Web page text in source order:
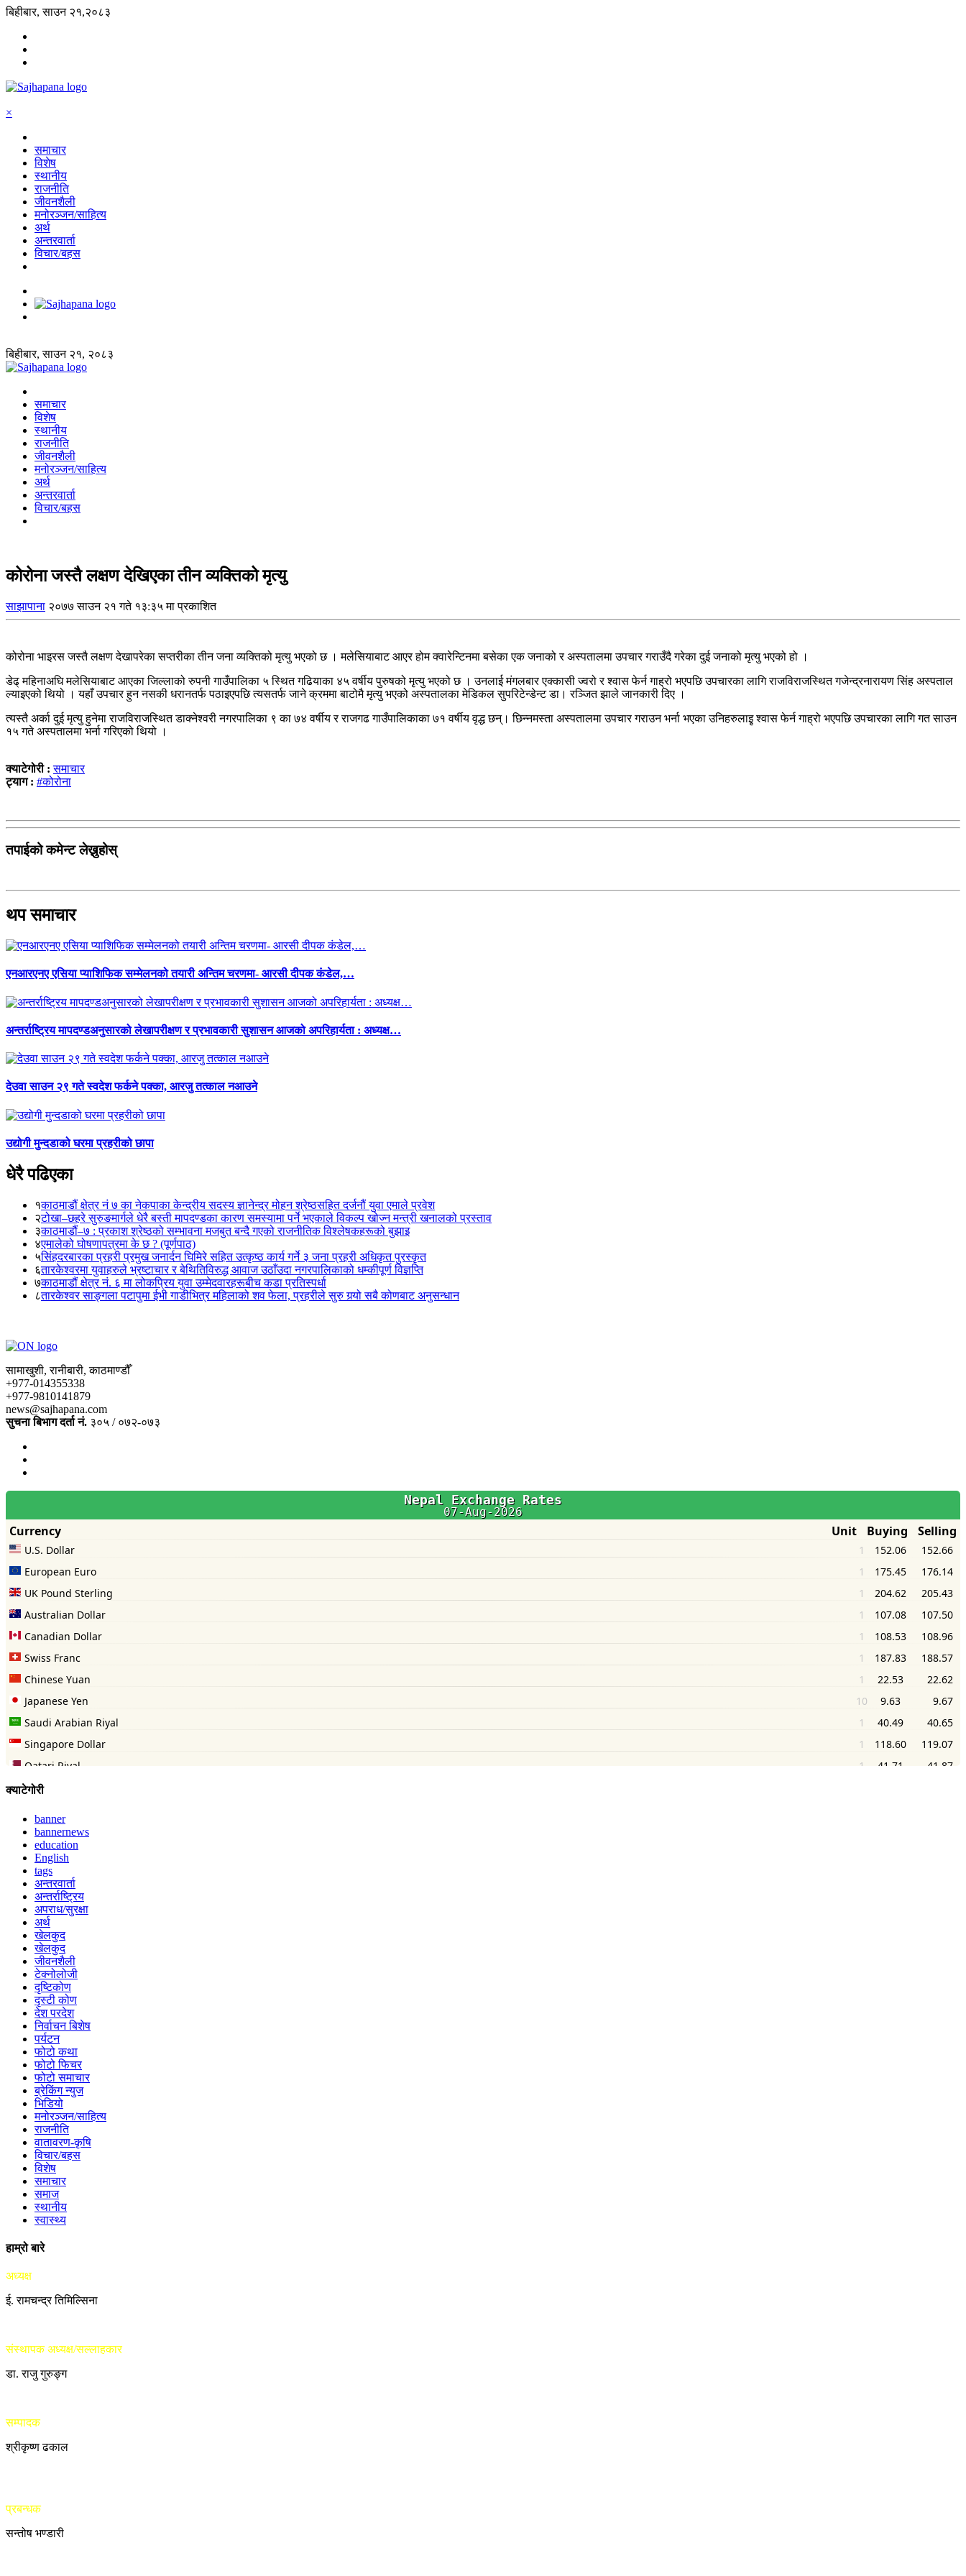
बिहीबार, साउन २१,२०८३
×
समाचार
विशेष
स्थानीय
राजनीति
जीवनशैली
मनोरञ्जन/साहित्य
अर्थ
अन्तरवार्ता
विचार/बहस
बिहीबार, साउन २१, २०८३
समाचार
विशेष
स्थानीय
राजनीति
जीवनशैली
मनोरञ्जन/साहित्य
अर्थ
अन्तरवार्ता
विचार/बहस
कोरोना जस्तै लक्षण देखिएका तीन व्यक्तिको मृत्यु
साझापाना २०७७ साउन २१ गते १३:३५ मा प्रकाशित
कोरोना भाइरस जस्तै लक्षण देखापरेका सप्तरीका तीन जना व्यक्तिको मृत्यु भएको छ । मलेसियाबाट आएर होम क्वारेन्टिनमा बसेका एक जनाको र अस्पतालमा उपचार गराउँदै गरेका दुई जनाको मृत्यु भएको हो ।
डेढ् महिनाअघि मलेसियाबाट आएका जिल्लाको रुपनी गाउँपालिका ५ स्थित गढियाका ४५ वर्षीय पुरुषको मृत्यु भएको छ । उनलाई मंगलबार एक्कासी ज्वरो र श्वास फेर्न गाह्रो भएपछि उपचारका लागि राजविराजस्थित गजेन्द्रनारायण सिंह अस्पताल
ल्याइएको थियो । यहाँ उपचार हुन नसकी धरानतर्फ पठाइएपछि त्यसतर्फ जाने क्रममा बाटोमै मृत्यु भएको अस्पतालका मेडिकल सुपरिटेन्डेन्ट डा। रञ्जित झाले जानकारी दिए ।
त्यस्तै अर्का दुई मृत्यु हुनेमा राजविराजस्थित डाक्नेश्वरी नगरपालिका ९ का ७४ वर्षीय र राजगढ गाउँपालिकाका ७१ वर्षीय वृद्ध छन्। छिन्नमस्ता अस्पतालमा उपचार गराउन भर्ना भएका उनिहरुलाइृ श्वास फेर्न गाह्रो भएपछि उपचारका लागि गत साउन
१५ गते अस्पतालमा भर्ना गरिएको थियो ।
क्याटेगोरी :समाचार
ट्याग : #कोरोना
तपाईको कमेन्ट लेख्नुहोस्
थप समाचार
एनआरएनए एसिया प्याशिफिक सम्मेलनको तयारी अन्तिम चरणमा- आरसी दीपक कंडेल,…
अन्तर्राष्ट्रिय मापदण्डअनुसारको लेखापरीक्षण र प्रभावकारी सुशासन आजको अपरिहार्यता : अध्यक्ष…
देउवा साउन २९ गते स्वदेश फर्कने पक्का, आरजु तत्काल नआउने
उद्योगी मुन्दडाको घरमा प्रहरीको छापा
धेरै पढिएका
१काठमाडौं क्षेत्र नं ७ का नेकपाका केन्द्रीय सदस्य ज्ञानेन्द्र मोहन श्रेष्ठसहित दर्जनौं युवा एमाले प्रवेश
२टोखा–छहरे सुरुङमार्गले धेरै बस्ती मापदण्डका कारण समस्यामा पर्ने भएकाले विकल्प खोज्न मन्त्री खनालको प्रस्ताव
३काठमाडौं–७ : प्रकाश श्रेष्ठको सम्भावना मजबुत बन्दै गएको राजनीतिक विश्लेषकहरूको बुझाइ
४एमालेको घोषणापत्रमा के छ ? (पूर्णपाठ)
५सिंहदरबारका प्रहरी प्रमुख जनार्दन घिमिरे सहित उत्कृष्ठ कार्य गर्ने ३ जना प्रहरी अधिकृत पुरस्कृत
६तारकेश्वरमा युवाहरुले भ्रष्टाचार र बेथितिविरुद्ध आवाज उठाँउदा नगरपालिकाको धम्कीपूर्ण विज्ञप्ति
७काठमाडौं क्षेत्र नं. ६ मा लोकप्रिय युवा उम्मेदवारहरूबीच कडा प्रतिस्पर्धा
८तारकेश्वर साङ्गला पटापुमा ईभी गाडीभित्र महिलाको शव फेला, प्रहरीले सुरु गर्‍यो सबै कोणबाट अनुसन्धान
सामाखुशी, रानीबारी, काठमाण्डौँ
+977-014355338
+977-9810141879
news@sajhapana.com
सुचना बिभाग दर्ता नं. ३०५ / ०७२-०७३
क्याटेगोरी
banner
bannernews
education
English
tags
अन्तरवार्ता
अन्तर्राष्ट्रिय
अपराध/सुरक्षा
अर्थ
खेलकुद
खेलकुद
जीवनशैली
टेक्नोलोजी
दृष्टिकोण
दृस्टी कोण
देश परदेश
निर्वाचन बिशेष
पर्यटन
फोटो कथा
फोटो फिचर
फोटो समाचार
ब्रेकिंग न्युज
भिडियो
मनोरञ्जन/साहित्य
राजनीति
वातावरण-कृषि
विचार/बहस
विशेष
समाचार
समाज
स्थानीय
स्वास्थ्य
हाम्रो बारे
अध्यक्ष
ई. रामचन्द्र तिमिल्सिना
संस्थापक अध्यक्ष/सल्लाहकार
डा. राजु गुरुङ्ग
सम्पादक
श्रीकृष्ण ढकाल
प्रबन्धक
सन्तोष भण्डारी